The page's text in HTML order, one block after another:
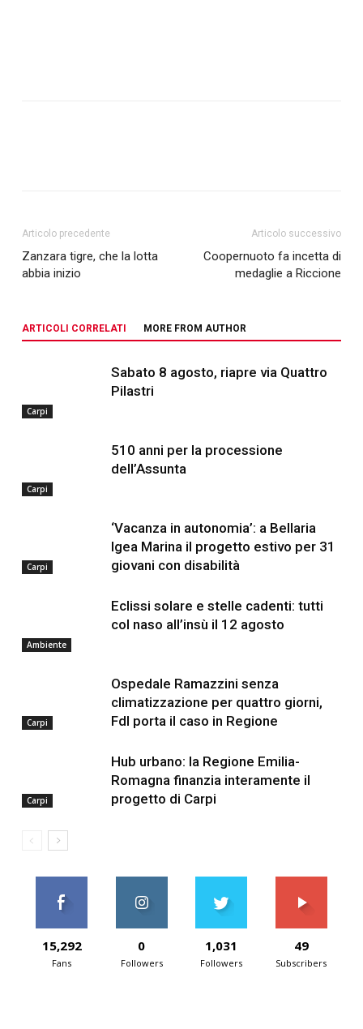
Articolo precedente
Zanzara tigre, che la lotta
abbia inizio
Articolo successivo
Coopernuoto fa incetta di
medaglie a Riccione
ARTICOLI CORRELATI MORE FROM AUTHOR
Carpi
Sabato 8 agosto, riapre via Quattro
Pilastri
Carpi
510 anni per la processione
dell’Assunta
Carpi
‘Vacanza in autonomia’: a Bellaria
Igea Marina il progetto estivo per 31
giovani con disabilità
Ambiente
Eclissi solare e stelle cadenti: tutti
col naso all’insù il 12 agosto
Carpi
Ospedale Ramazzini senza
climatizzazione per quattro giorni,
FdI porta il caso in Regione
Carpi
Hub urbano: la Regione Emilia-
Romagna finanzia interamente il
progetto di Carpi
15,292
Fans
0
Followers
1,031
Followers
49
Subscribers